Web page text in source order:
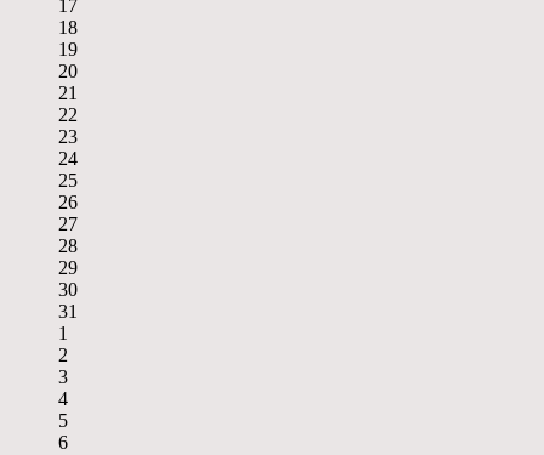
17
18
19
20
21
22
23
24
25
26
27
28
29
30
31
1
2
3
4
5
6